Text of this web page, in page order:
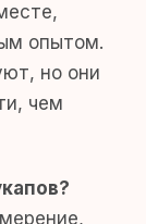
опытом.
но они
чем